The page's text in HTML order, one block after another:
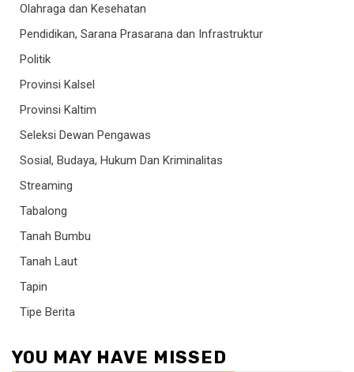
Olahraga dan Kesehatan
Pendidikan, Sarana Prasarana dan Infrastruktur
Politik
Provinsi Kalsel
Provinsi Kaltim
Seleksi Dewan Pengawas
Sosial, Budaya, Hukum Dan Kriminalitas
Streaming
Tabalong
Tanah Bumbu
Tanah Laut
Tapin
Tipe Berita
YOU MAY HAVE MISSED